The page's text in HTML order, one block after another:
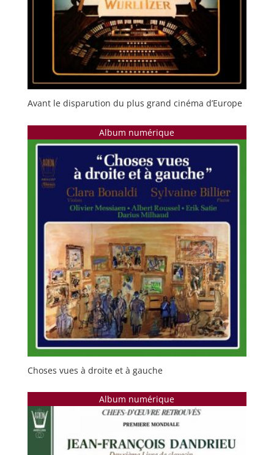
Avant le disparution du plus grand cinéma d’Europe
Album numérique
Choses vues à droite et à gauche
Album numérique